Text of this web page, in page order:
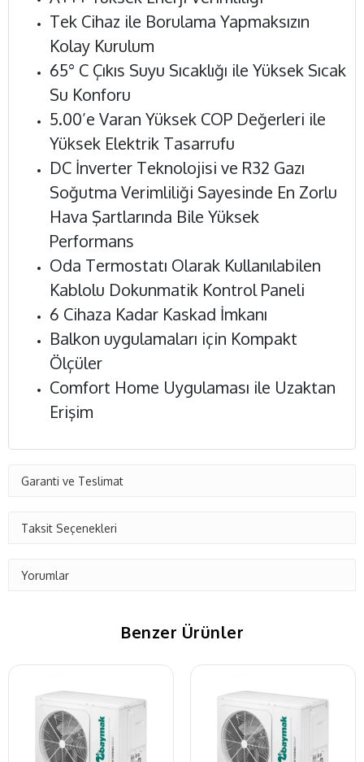
Tek Cihaz ile Borulama Yapmaksızın
Kolay Kurulum
65° C Çıkıs Suyu Sıcaklığı ile Yüksek Sıcak
Su Konforu
5.00’e Varan Yüksek COP Değerleri ile
Yüksek Elektrik Tasarrufu
DC İnverter Teknolojisi ve R32 Gazı
Soğutma Verimliliği Sayesinde En Zorlu
Hava Şartlarında Bile Yüksek
Performans
Oda Termostatı Olarak Kullanılabilen
Kablolu Dokunmatik Kontrol Paneli
6 Cihaza Kadar Kaskad İmkanı
Balkon uygulamaları için Kompakt
Ölçüler
Comfort Home Uygulaması ile Uzaktan
Erişim
Garanti ve Teslimat
Taksit Seçenekleri
Yorumlar
Benzer Ürünler